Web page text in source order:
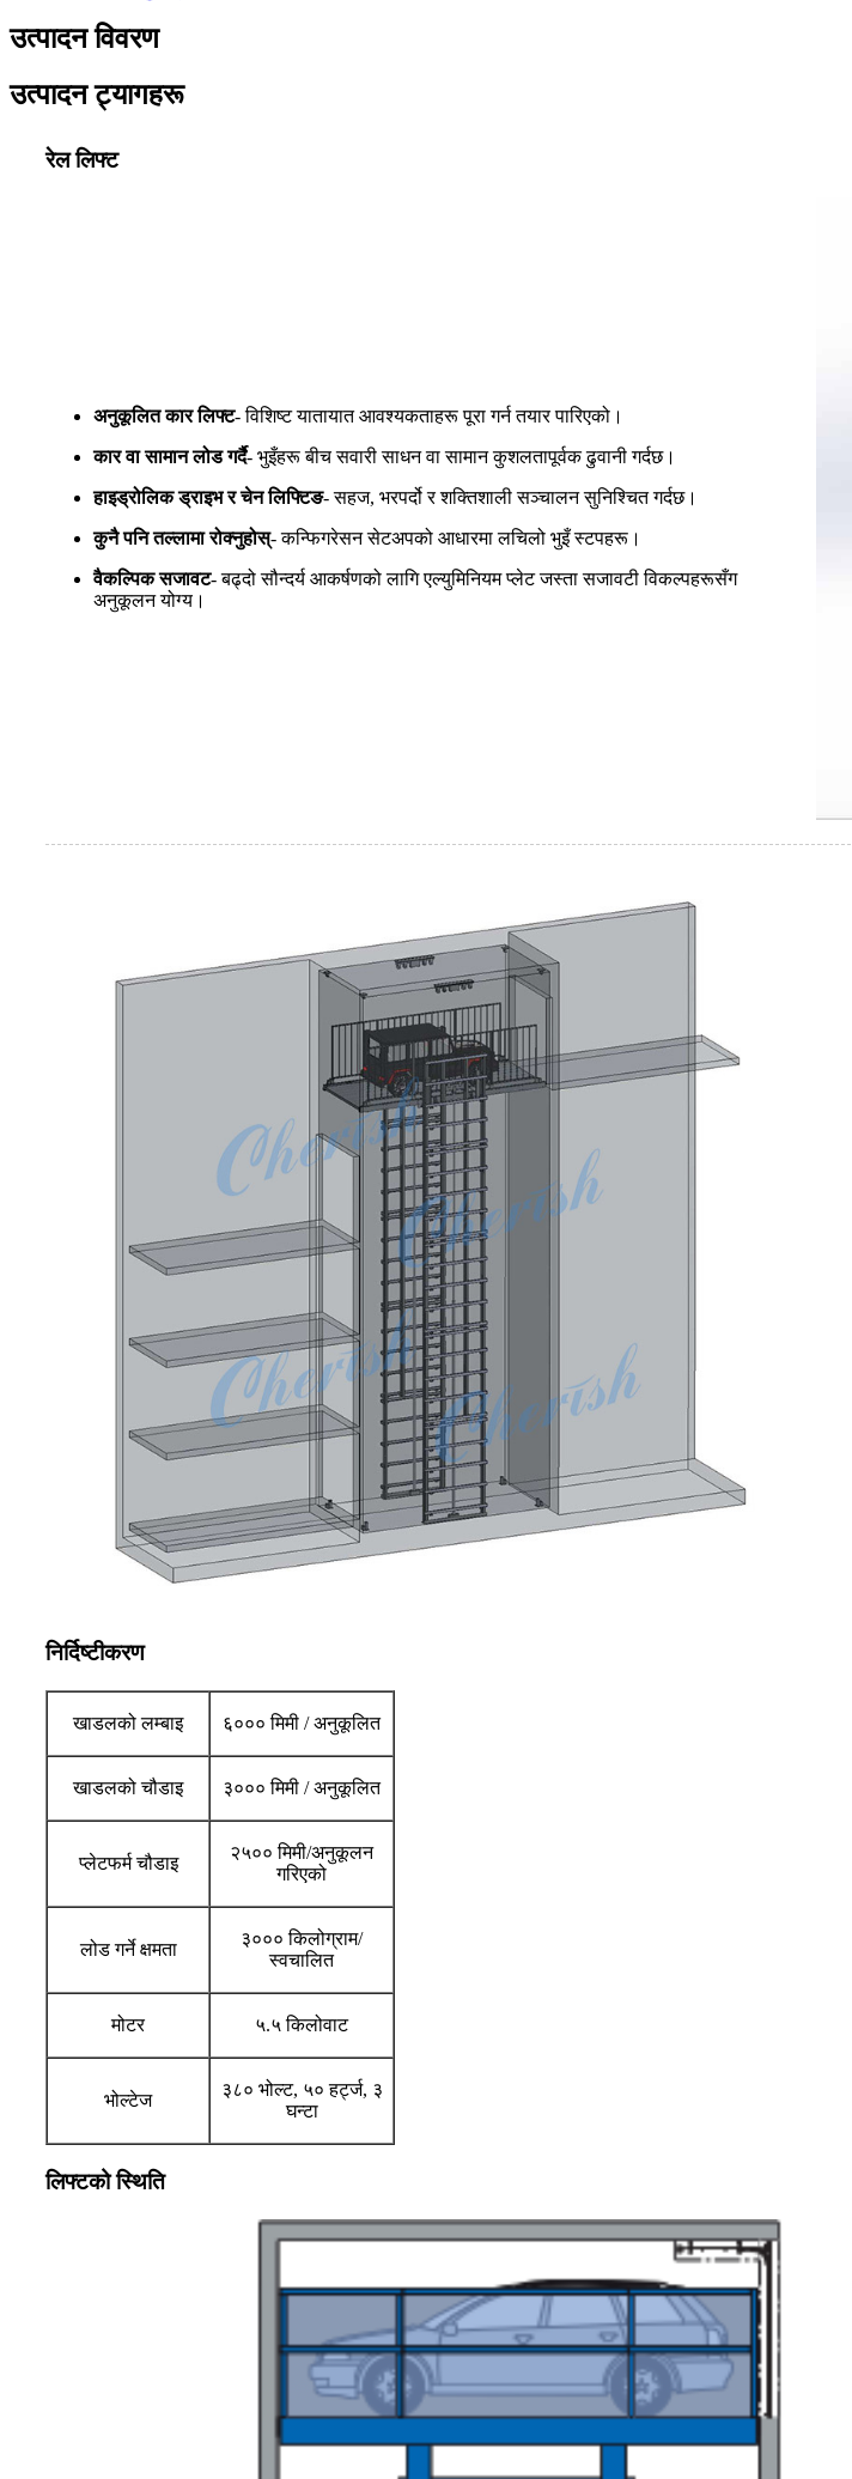
उत्पादन विवरण
उत्पादन ट्यागहरू
रेल लिफ्ट
अनुकूलित कार लिफ्ट- विशिष्ट यातायात आवश्यकताहरू पूरा गर्न तयार पारिएको।
कार वा सामान लोड गर्दै- भुइँहरू बीच सवारी साधन वा सामान कुशलतापूर्वक ढुवानी गर्दछ।
हाइड्रोलिक ड्राइभ र चेन लिफ्टिङ- सहज, भरपर्दो र शक्तिशाली सञ्चालन सुनिश्चित गर्दछ।
कुनै पनि तल्लामा रोक्नुहोस्- कन्फिगरेसन सेटअपको आधारमा लचिलो भुइँ स्टपहरू।
वैकल्पिक सजावट- बढ्दो सौन्दर्य आकर्षणको लागि एल्युमिनियम प्लेट जस्ता सजावटी विकल्पहरूसँग
अनुकूलन योग्य।
निर्दिष्टीकरण
खाडलको लम्बाइ ६००० मिमी / अनुकूलित
खाडलको चौडाइ ३००० मिमी / अनुकूलित
प्लेटफर्म चौडाइ
२५०० मिमी/अनुकूलन
गरिएको
लोड गर्ने क्षमता
३००० किलोग्राम/
स्वचालित
मोटर ५.५ किलोवाट
भोल्टेज
३८० भोल्ट, ५० हर्ट्ज, ३
घन्टा
लिफ्टको स्थिति